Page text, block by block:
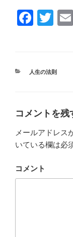
F
e
o
k
T
er
カ
ー
人生の法則
コメントを残
メールアドレス
いている欄は必
コメント